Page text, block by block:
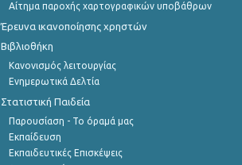
Αίτημα παροχής χαρτογραφικών υποβάθρων
Έρευνα ικανοποίησης χρηστών
Βιβλιοθήκη
Κανονισμός λειτουργίας
Ενημερωτικά Δελτία
Στατιστική Παιδεία
Παρουσίαση - Το όραμά μας
Εκπαίδευση
Εκπαιδευτικές Επισκέψεις